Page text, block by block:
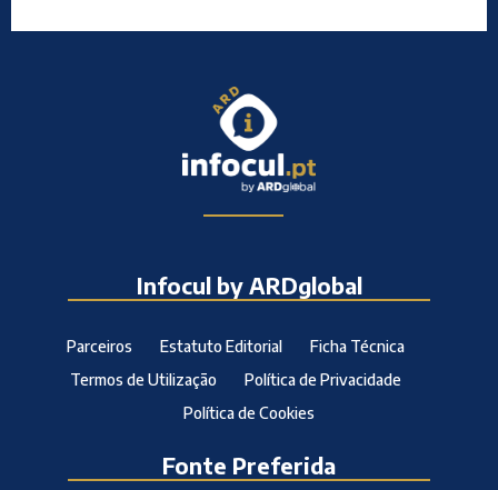
Infocul by ARDglobal
Parceiros Estatuto Editorial
Ficha Técnica
Termos de Utilização
Política de Privacidade
Política de Cookies
Fonte Preferida